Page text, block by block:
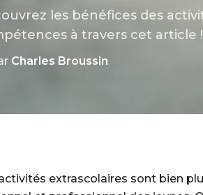
les bénéfices des
à travers cet article !
Charles Broussin
extrascolaires sont bien